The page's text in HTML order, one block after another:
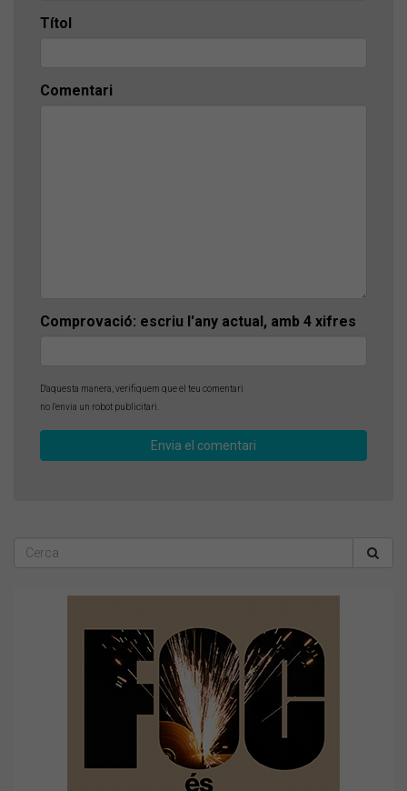
Títol
Comentari
Comprovació: escriu l'any actual, amb 4 xifres
D'aquesta manera, verifiquem que el teu comentari
no l'envia un robot publicitari.